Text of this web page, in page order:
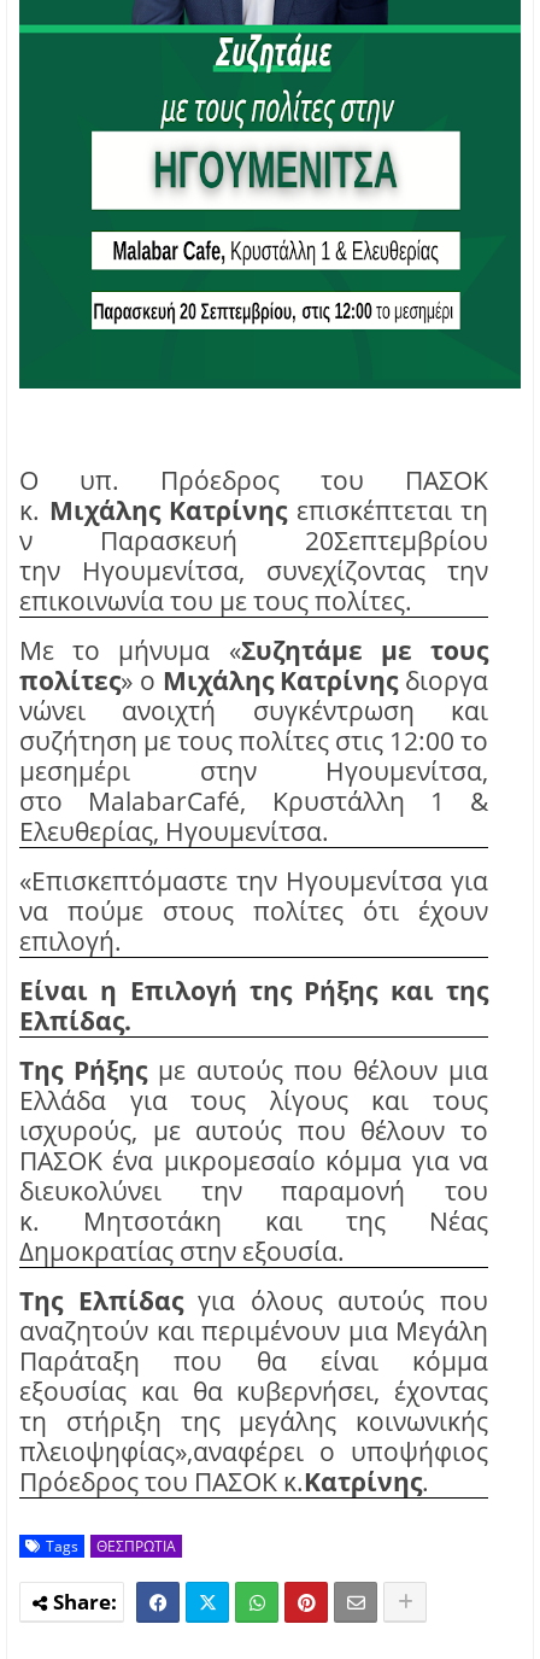
Ο υπ.
Πρόεδρος του ΠΑΣΟΚ
κ. Μιχάλης Κατρίνης επισκέπτεται τη
ν Παρασκευή 20Σεπτεμβρίου
την Ηγουμενίτσα,
συνεχίζοντας την
επικοινωνίατου με τους πολίτες.
Με το μήνυμα «Συζητάμε με τους
πολίτες» ο Μιχάλης Κατρίνηςδιοργα
νώνει ανοιχτή συγκέντρωση και
συζήτηση με τους πολίτες στις 12:00 το
μεσημέρι στην Ηγουμενίτσα,
στο ΜalabarCafé, Κρυστάλλη 1 &
Ελευθερίας, Ηγουμενίτσα.
«Επισκεπτόμαστε την Ηγουμενίτσα για
να πούμε στους πολίτες ότι έχουν
επιλογή.
Είναι η Επιλογή της Ρήξης και της
Ελπίδας.
Της Ρήξηςμε αυτούς που θέλουν μια
Ελλάδα για τους λίγους και τους
ισχυρούς, με αυτούς που θέλουν το
ΠΑΣΟΚ ένα μικρομεσαίο κόμμα για να
διευκολύνει την παραμονή του
κ.
Μητσοτάκη και της Νέας
Δημοκρατίας στην εξουσία.
Της Ελπίδαςγια όλους αυτούς που
αναζητούν και περιμένουν μια Μεγάλη
Παράταξη που θα είναι κόμμα
εξουσίας και θα κυβερνήσει, έχοντας
τη στήριξη της μεγάλης κοινωνικής
πλειοψηφίας»,αναφέρει ο υποψήφιος
Πρόεδρος του ΠΑΣΟΚ κ.Κατρίνης.
Tags ΘΕΣΠΡΩΤΙΑ